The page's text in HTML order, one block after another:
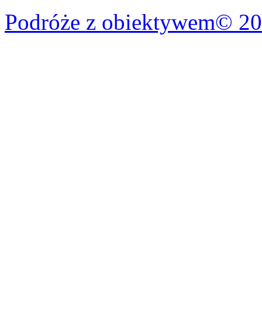
Podróże z obiektywem©